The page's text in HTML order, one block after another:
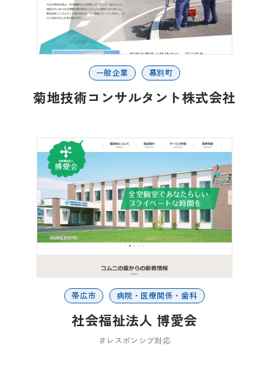
一般企業 幕別町
菊地技術コンサルタント株式会社
帯広市 病院・医療関係・歯科
社会福祉法人 博愛会
＃レスポンシブ対応